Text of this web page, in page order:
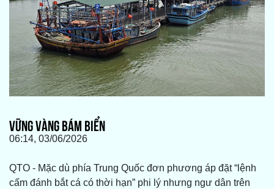
VỮNG VÀNG BÁM BIỂN
06:14, 03/06/2026
QTO - Mặc dù phía Trung Quốc đơn phương áp đặt “lệnh
cấm đánh bắt cá có thời hạn” phi lý nhưng ngư dân trên